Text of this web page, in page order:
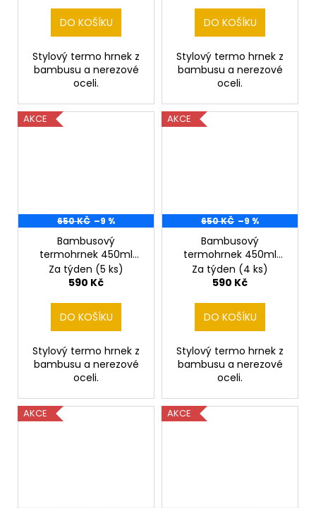
DO KOŠÍKU
Stylový termo hrnek z
bambusu a nerezové
oceli.
DO KOŠÍKU
Stylový termo hrnek z
bambusu a nerezové
oceli.
AKCE
650 KČ –9 %
Bambusový
termohrnek 450ml
Labrador
Za týden (5 ks)
590 Kč
DO KOŠÍKU
Stylový termo hrnek z
bambusu a nerezové
oceli.
AKCE
650 KČ –9 %
Bambusový
termohrnek 450ml
Liška
Za týden (4 ks)
590 Kč
DO KOŠÍKU
Stylový termo hrnek z
bambusu a nerezové
oceli.
AKCE AKCE